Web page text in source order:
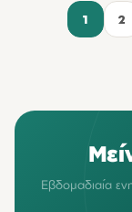
1 2
Εβδομαδιαία